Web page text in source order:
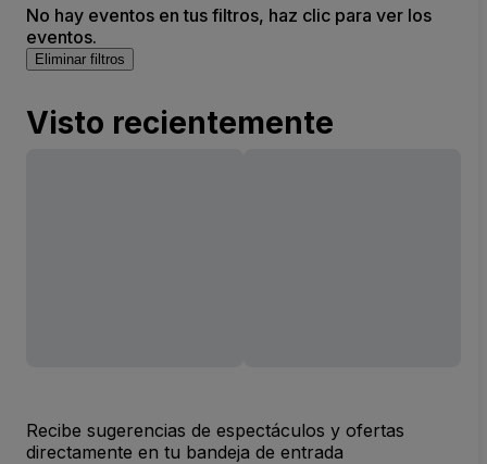
No hay eventos en tus filtros, haz clic para ver los
eventos.
Eliminar filtros
Visto recientemente
Recibe sugerencias de espectáculos y ofertas
directamente en tu bandeja de entrada